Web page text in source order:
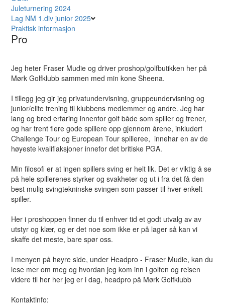
Juleturnering 2024
Lag NM 1.div junior 2025
Praktisk informasjon
Pro
Jeg heter Fraser Mudie og driver proshop/golfbutikken her på
Mørk Golfklubb sammen med min kone Sheena.
I tillegg jeg gir jeg privatundervisning, gruppeundervisning og
junior/elite trening til klubbens medlemmer og andre. Jeg har
lang og bred erfaring innenfor golf både som spiller og trener,
og har trent flere gode spillere opp gjennom årene, inkludert
Challenge Tour og European Tour spilleree, innehar en av de
høyeste kvalifiaksjoner innefor det britiske PGA.
Min filosofi er at ingen spillers sving er helt lik. Det er viktig å se
på hele spillerenes styrker og svakheter og ut i fra det få den
best mulig svingtekninske svingen som passer til hver enkelt
spiller.
Her i proshoppen finner du til enhver tid et godt utvalg av av
utstyr og klær, og er det noe som ikke er på lager så kan vi
skaffe det meste, bare spør oss.
I menyen på høyre side, under Headpro - Fraser Mudie, kan du
lese mer om meg og hvordan jeg kom inn i golfen og reisen
videre til her her jeg er i dag, headpro på Mørk Golfklubb
Kontaktinfo: